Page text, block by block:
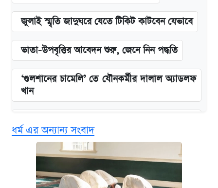
জুলাই স্মৃতি জাদুঘরে যেতে টিকিট কাটবেন যেভাবে
ভাতা-উপবৃত্তির আবেদন শুরু, জেনে নিন পদ্ধতি
‘গুলশানের চামেলি’ তে যৌনকর্মীর দালাল অ্যাডলফ
খান
দাম ও ফিচার
কবে শুরু হচ্ছে ঢাবির ভর্তি আবেদন, জানাল কর্তৃপক্ষ
ধর্ম এর অন্যান্য সংবাদ